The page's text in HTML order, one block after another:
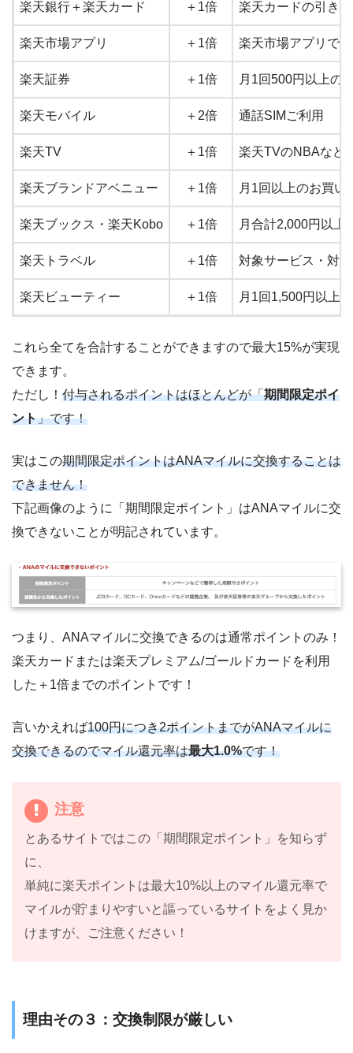
楽天銀行＋楽天カード ＋1倍 楽天カードの引き
楽天市場アプリ ＋1倍 楽天市場アプリで
楽天証券 ＋1倍 月1回500円以上の
楽天モバイル ＋2倍 通話SIMご利用
楽天TV ＋1倍 楽天TVのNBAなど
楽天ブランドアベニュー ＋1倍 月1回以上のお買い
楽天ブックス・楽天Kobo ＋1倍 月合計2,000円以上
楽天トラベル ＋1倍 対象サービス・対
楽天ビューティー ＋1倍 月1回1,500円以上
これら全てを合計することができますので最大15%が実現
できます。
ただし！ 付与されるポイントはほとんどが「期間限定ポイ
ント」です！
実はこの期間限定ポイントはANAマイルに交換することは
できません！
下記画像のように「期間限定ポイント」はANAマイルに交
換できないことが明記されています。
つまり、ANAマイルに交換できるのは通常ポイントのみ！
楽天カードまたは楽天プレミアム/ゴールドカードを利用
した＋1倍までのポイントです！
言いかえれば100円につき2ポイントまでがANAマイルに
交換できるのでマイル還元率は最大1.0%です！
注意
とあるサイトではこの「期間限定ポイント」を知らず
に、
単純に楽天ポイントは最大10%以上のマイル還元率で
マイルが貯まりやすいと謳っているサイトをよく見か
けますが、ご注意ください！
理由その３：交換制限が厳しい